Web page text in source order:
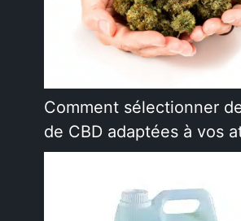
Comment sélectionner
de CBD adaptées à vos